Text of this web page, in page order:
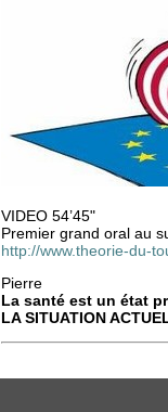
VIDEO 54’45"
Premier grand oral au
http://www.theorie-du-
Pierre
La santé est un état
LA SITUATION